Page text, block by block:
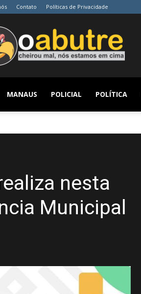
Contato Políticas de Privacidade
O
MANAUS POLICIAL POLÍTICA
nesta
Municipal